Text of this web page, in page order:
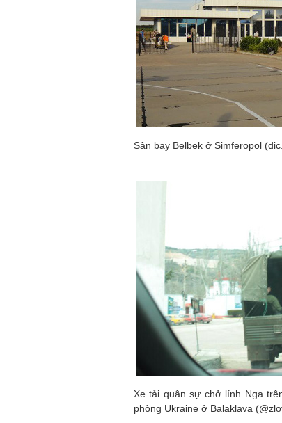
Sân bay Belbek ở Simferopol
Xe tải quân sự chở lính Nga
phòng Ukraine ở Balaklava